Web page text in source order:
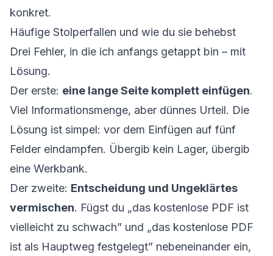
konkret.
Häufige Stolperfallen und wie du sie behebst
Drei Fehler, in die ich anfangs getappt bin – mit
Lösung.
Der erste: eine lange Seite komplett einfügen.
Viel Informationsmenge, aber dünnes Urteil. Die
Lösung ist simpel: vor dem Einfügen auf fünf
Felder eindampfen. Übergib kein Lager, übergib
eine Werkbank.
Der zweite: Entscheidung und Ungeklärtes
vermischen. Fügst du „das kostenlose PDF ist
vielleicht zu schwach” und „das kostenlose PDF
ist als Hauptweg festgelegt” nebeneinander ein,